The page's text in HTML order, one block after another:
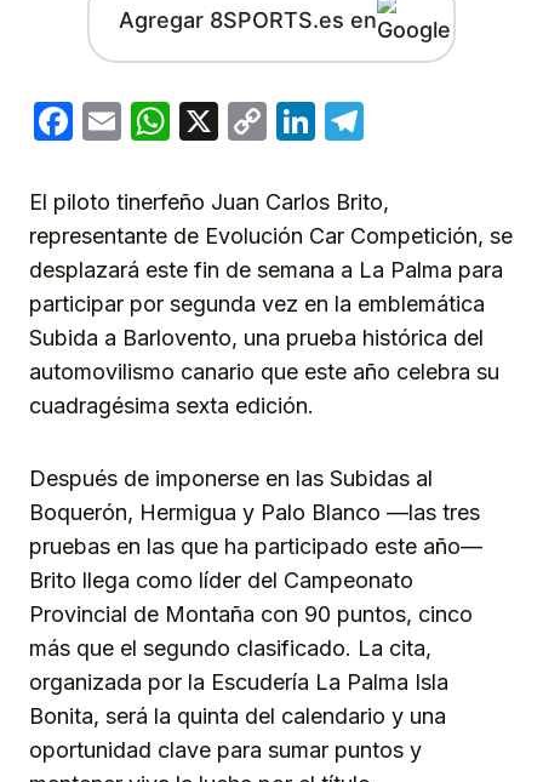
Agregar 8SPORTS.es en
Facebook
EmailWhatsApp
X
CopyLinkedIn
El piloto tinerfeño Juan Carlos Brito,
representante de Evolución Car Competición, se
desplazará este fin de semana a La Palma para
participar por segunda vez en la emblemática
Subida a Barlovento, una prueba histórica del
automovilismo canario que este año celebra su
cuadragésima sexta edición.
Después de imponerse en las Subidas al
Boquerón, Hermigua y Palo Blanco —las tres
pruebas en las que ha participado este año—
Brito llega como líder del Campeonato
Provincial de Montaña con 90 puntos, cinco
más que el segundo clasificado. La cita,
organizada por la Escudería La Palma Isla
Bonita, será la quinta del calendario y una
oportunidad clave para sumar puntos y